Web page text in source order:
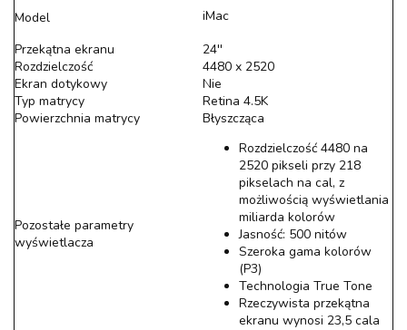
Model
iMac
Przekątna ekranu
24''
Rozdzielczość
4480 x 2520
Ekran dotykowy
Nie
Typ matrycy
Retina 4.5K
Powierzchnia matrycy
Błyszcząca
Pozostałe parametry
wyświetlacza
Rozdzielczość 4480 na
2520 pikseli przy 218
pikselach na cal, z
możliwością wyświetlania
miliarda kolorów
Jasność: 500 nitów
Szeroka gama kolorów
(P3)
Technologia True Tone
Rzeczywista przekątna
ekranu wynosi 23,5 cala